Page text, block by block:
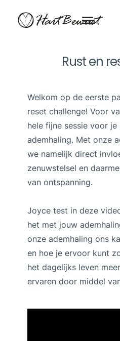
HartBewust
Rust en
Welkom op de eerste
reset challenge! Voor
hele fijne sessie voor
ademhaling. Met onze
we namelijk direct
zenuwstelsel en
van ontspanning.
Joyce test in deze
het met jouw
onze ademhaling ons
en hoe je ervoor kunt
het dagelijks leven
ervaren door middel